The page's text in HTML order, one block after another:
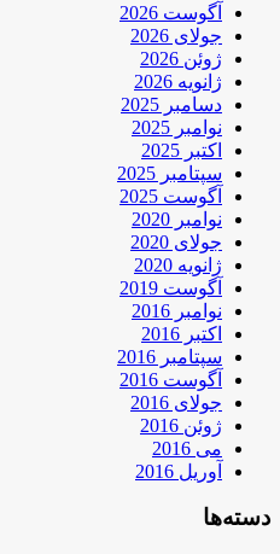
آگوست 2026
جولای 2026
ژوئن 2026
ژانویه 2026
دسامبر 2025
نوامبر 2025
اکتبر 2025
سپتامبر 2025
آگوست 2025
نوامبر 2020
جولای 2020
ژانویه 2020
آگوست 2019
نوامبر 2016
اکتبر 2016
سپتامبر 2016
آگوست 2016
جولای 2016
ژوئن 2016
می 2016
آوریل 2016
دسته‌ها